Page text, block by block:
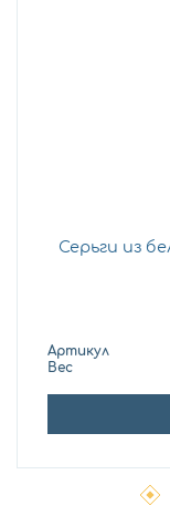
Серьги из
Артикул
Вес